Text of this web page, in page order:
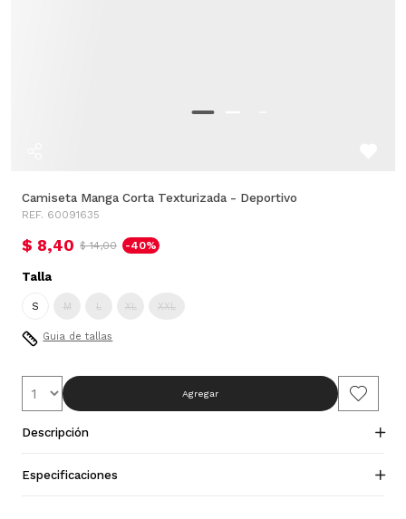
Camiseta Manga Corta Texturizada - Deportivo
REF. 60091635
$ 8,40 $ 14,00 -40%
Talla
S M L XL XXL
Guia de tallas
Agregar
Descripción
Especificaciones